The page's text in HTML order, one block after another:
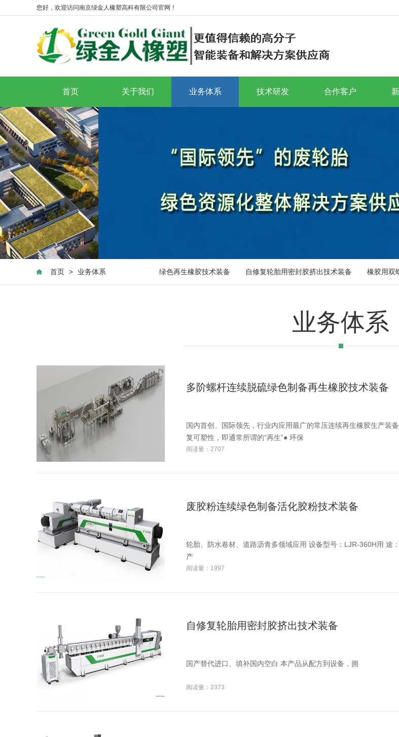
您好，欢迎访问南京绿金人橡塑高科有限公司官网！
首页 关于我们 业务体系 技术研发 合作客户
首页 > 业务体系 绿色再生橡胶技术装备 自修复轮胎用密封胶挤出技术装备 橡胶用双
业务体系
多阶螺杆连续脱硫绿色制备再生橡胶技术装备
国内首创、国际领先，行业内应用最广的常压连续再生橡胶生产装
复可塑性，即通常所谓的“再生”● 环保
阅读量：2707
废胶粉连续绿色制备活化胶粉技术装备
轮胎、防水卷材、道路沥青多领域应用 设备型号：LJR-360H用 途
产
阅读量：1997
自修复轮胎用密封胶挤出技术装备
国产替代进口、填补国内空白 本产品从配方到设备，拥
阅读量：2373